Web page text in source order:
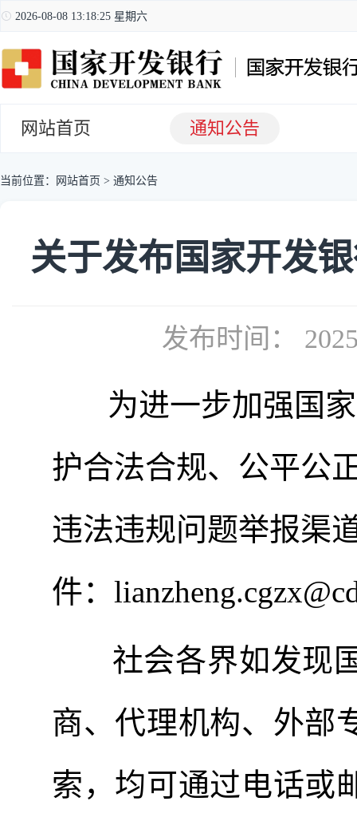
2026-08-08 13:18:26 星期六
网站首页 通知公告
当前位置： 网站首页 > 通知公告
关于发布国家开发
发布时间：
为进一步加强国
护合法合规、公平公
违法违规问题举报渠
件：
社会各界如发现国
商、代理机构、外部
索，均可通过电话或